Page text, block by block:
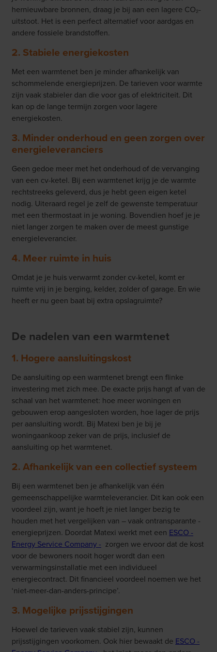
hernieuwbare bronnen, draag je bij aan een lagere CO₂-
uitstoot. Het is een perfect alternatief voor aardgas en
andere fossiele brandstoffen.
2. Stabiele energiekosten
Met een warmtenet ben je minder afhankelijk van
schommelende energieprijzen. De tarieven voor warmte
zijn vaak stabieler dan die voor gas of elektriciteit. Dit
kan op de lange termijn zorgen voor lagere
energiekosten.
3. Minder onderhoud en geen zorgen over
energieleveranciers
Geen gedoe meer met het onderhoud of de vervanging
van een cv-ketel. Bij een warmtenet krijg je de warmte
rechtstreeks geleverd, dus je hebt geen eigen ketel
nodig. Uiteraard regel je zelf de gewenste temperatuur
met een thermostaat in je woning. Bovendien hoef je je
niet langer zorgen te maken over de meest gunstige
energieleverancier.
4. Meer ruimte in huis
Omdat je je huis verwarmt zonder cv-ketel, komt er
ruimte vrij in je berging, kelder, zolder of garage. En wie
heeft er nu geen baat bij extra opslagruimte?
De nadelen van een warmtenet
1. Hogere aansluitingskost
De aansluiting op een warmtenet brengt een flinke
investering met zich mee. De exacte prijs hangt af van de
schaal van het warmtenet: hoe meer woningen en
gebouwen erop aangesloten worden, hoe lager de prijs
per aansluiting wordt. Bij Matexi ben je bij je
woningaankoop zeker van de prijs, inclusief de
aansluiting op het warmtenet.
2. Afhankelijk van een collectief systeem
Bij een warmtenet ben je afhankelijk van één
gemeenschappelijke warmteleverancier. Dit kan ook een
voordeel zijn, want je hoeft je niet langer bezig te
houden met het vergelijken van – vaak ontransparante -
energieprijzen. Doordat Matexi werkt met een ESCO -
Energy Service Company - zorgen we ervoor dat de kost
voor de bewoners nooit hoger wordt dan een
verwarmingsinstallatie met een individueel
energiecontract. Dit financieel voordeel noemen we het
‘niet-meer-dan-anders-principe’.
3. Mogelijke prijsstijgingen
Hoewel de tarieven vaak stabiel zijn, kunnen
prijsstijgingen voorkomen. Ook hier bewaakt de ESCO -